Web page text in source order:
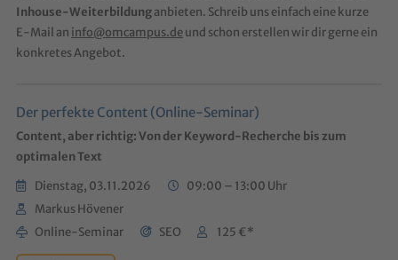
Inhouse-Weiterbildunganbieten. Schreib uns einfach eine kurze
E-Mail an info@omcampus.deund schon erstellen wir dir gerne ein
konkretes Angebot.
Der perfekte Content (Online-Seminar)
Content, aber richtig: Von der Keyword-Recherche bis zum
optimalen Text
Dienstag, 03.11.2026
09:00 – 13:00 Uhr
Markus Hövener
Online-Seminar
SEO 125 €*